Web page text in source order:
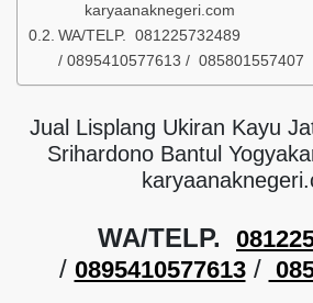
karyaanaknegeri.com
WA/TELP. 081225732489
/ 0895410577613 / 085801557407
Jual Lisplang Ukiran Kayu
Srihardono Bantul
WA/TELP.
/ 0895410577613/